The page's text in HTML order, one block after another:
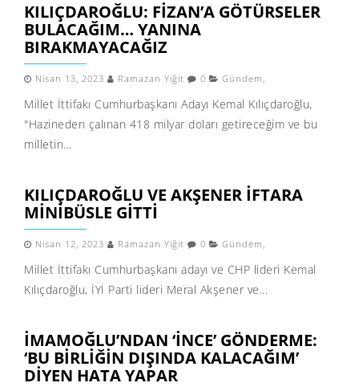
KILIÇDAROĞLU: FIZAN’A GÖTÜRSELER
BULACAĞIM… YANINA
BIRAKMAYACAĞIZ
Nisan 13, 2023 Ramazan Yiğit 0 Gündem ,
Millet İttifakı Cumhurbaşkanı Adayı Kemal Kılıçdaroğlu,
"Hazineden çalınan 418 milyar doları getireceğim ve bu
milletin...
KILIÇDAROĞLU VE AKŞENER IFTARA
MINIBÜSLE GITTI
Nisan 12, 2023 Ramazan Yiğit 0 Gündem ,
Millet İttifakı Cumhurbaşkanı adayı ve CHP lideri Kemal
Kılıçdaroğlu, İYİ Parti lideri Meral Akşener ve...
İMAMOĞLU’NDAN ‘INCE’ GÖNDERME:
‘BU BIRLIĞIN DIŞINDA KALACAĞIM’
DIYEN HATA YAPAR